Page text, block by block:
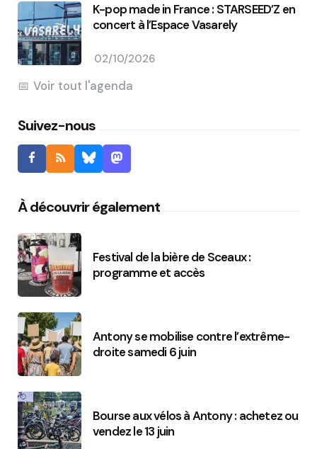
K-pop made in France : STARSEED’Z en
concert à l’Espace Vasarely
02/10/2026
Voir tout l'agenda
Suivez-nous
À découvrir également
Festival de la bière de Sceaux :
programme et accès
Antony se mobilise contre l’extrême-
droite samedi 6 juin
Bourse aux vélos à Antony : achetez ou
vendez le 13 juin